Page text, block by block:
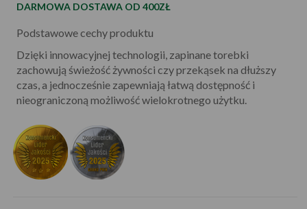
DARMOWA DOSTAWA OD 400ZŁ
Podstawowe cechy produktu
Dzięki innowacyjnej technologii, zapinane torebki
zachowują świeżość żywności czy przekąsek na dłuższy
czas, a jednocześnie zapewniają łatwą dostępność i
nieograniczoną możliwość wielokrotnego użytku.